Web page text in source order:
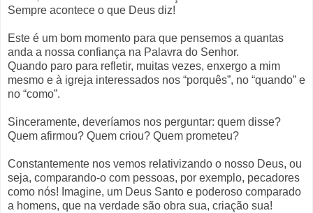
Sempre acontece o que Deus diz!
Este é um bom momento para que pensemos a quantas
anda a nossa confiança na Palavra do Senhor.
Quando paro para refletir, muitas vezes, enxergo a mim
mesmo e à igreja interessados nos “porquês”, no “quando” e
no “como”.
Sinceramente, deveríamos nos perguntar: quem disse?
Quem afirmou? Quem criou? Quem prometeu?
Constantemente nos vemos relativizando o nosso Deus, ou
seja, comparando-o com pessoas, por exemplo, pecadores
como nós! Imagine, um Deus Santo e poderoso comparado
a homens, que na verdade são obra sua, criação sua!